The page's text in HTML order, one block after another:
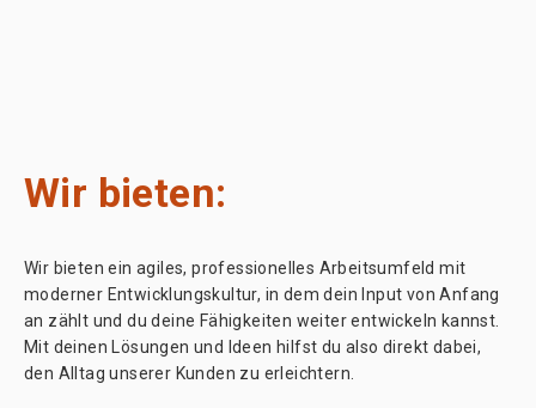
Wir bieten:
Wir bieten ein agiles, professionelles Arbeitsumfeld mit
moderner Entwicklungskultur, in dem dein Input von Anfang
an zählt und du deine Fähigkeiten weiter entwickeln kannst.
Mit deinen Lösungen und Ideen hilfst du also direkt dabei,
den Alltag unserer Kunden zu erleichtern.